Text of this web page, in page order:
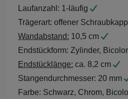
Laufanzahl: 1-läufig
Trägerart: offener
Wandabstand: 10,5 cm
Endstückform: Zylinder, Bicolor
Endstücklänge: ca. 8,2 cm
Stangendurchmesser: 20 mm
Farbe: Schwarz, Chrom,